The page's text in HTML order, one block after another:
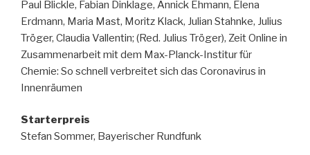
Paul Blickle, Fabian Dinklage, Annick Ehmann, Elena
Erdmann, Maria Mast, Moritz Klack, Julian Stahnke, Julius
Tröger, Claudia Vallentin; (Red. Julius Tröger), Zeit Online in
Zusammenarbeit mit dem Max-Planck-Institur für
Chemie: So schnell verbreitet sich das Coronavirus in
Innenräumen
Starterpreis
Stefan Sommer, Bayerischer Rundfunk